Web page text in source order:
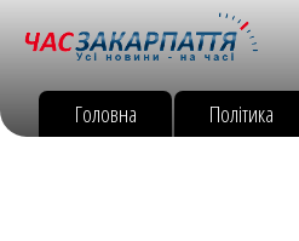
Головна Політика